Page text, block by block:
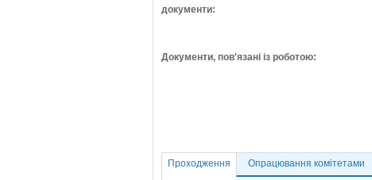
документи:
Документи, пов'язані із роботою:
Проходження Опрацювання комітетами